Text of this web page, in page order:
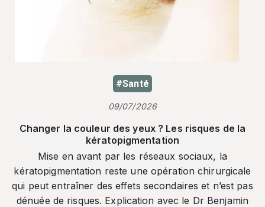
#Santé
09/07/2026
Changer la couleur des yeux ? Les risques de la
kératopigmentation
Mise en avant par les réseaux sociaux, la
kératopigmentation reste une opération chirurgicale
qui peut entraîner des effets secondaires et n’est pas
dénuée de risques. Explication avec le Dr Benjamin